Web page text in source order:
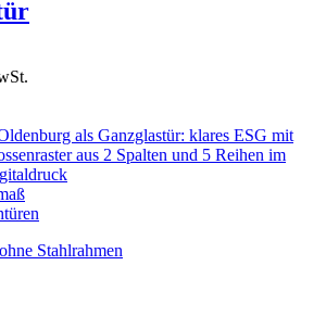
Stahlrahmen